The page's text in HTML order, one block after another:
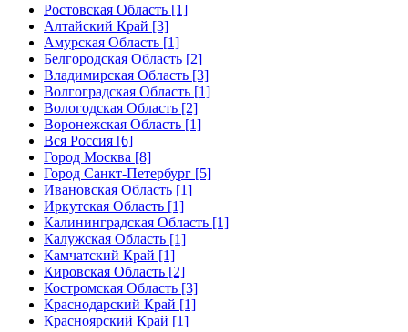
Ростовская Область [1]
Алтайский Край [3]
Амурская Область [1]
Белгородская Область [2]
Владимирская Область [3]
Волгоградская Область [1]
Вологодская Область [2]
Воронежская Область [1]
Вся Россия [6]
Город Москва [8]
Город Санкт-Петербург [5]
Ивановская Область [1]
Иркутская Область [1]
Калининградская Область [1]
Калужская Область [1]
Камчатский Край [1]
Кировская Область [2]
Костромская Область [3]
Краснодарский Край [1]
Красноярский Край [1]